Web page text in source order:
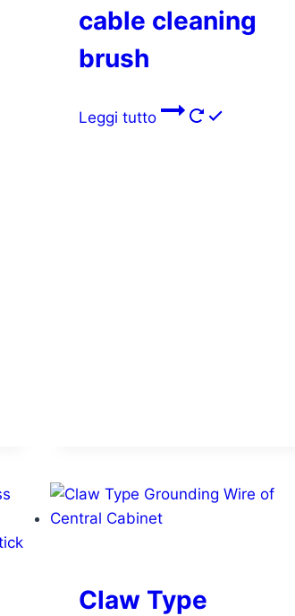
cable cleaning
brush
Leggi tutto
Claw Type